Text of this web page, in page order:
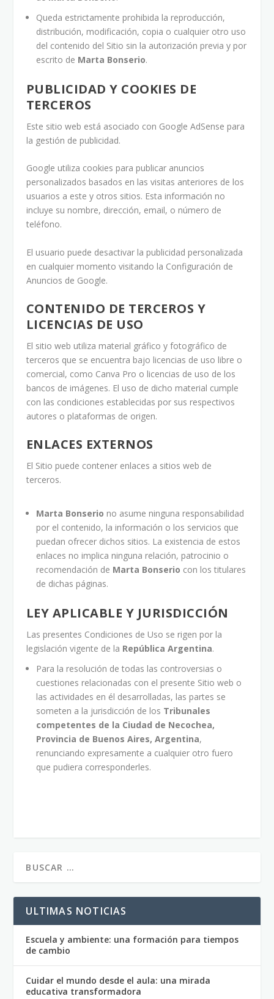
Queda estrictamente prohibida la reproducción,
distribución, modificación, copia o cualquier otro uso
del contenido del Sitio sin la autorización previa y por
escrito de Marta Bonserio.
PUBLICIDAD Y COOKIES DE
TERCEROS
Este sitio web está asociado con Google AdSense para
la gestión de publicidad.
Google utiliza cookies para publicar anuncios
personalizados basados en las visitas anteriores de los
usuarios a este y otros sitios. Esta información no
incluye su nombre, dirección, email, o número de
teléfono.
El usuario puede desactivar la publicidad personalizada
en cualquier momento visitando la Configuración de
Anuncios de Google.
CONTENIDO DE TERCEROS Y
LICENCIAS DE USO
El sitio web utiliza material gráfico y fotográfico de
terceros que se encuentra bajo licencias de uso libre o
comercial, como Canva Pro o licencias de uso de los
bancos de imágenes. El uso de dicho material cumple
con las condiciones establecidas por sus respectivos
autores o plataformas de origen.
ENLACES EXTERNOS
El Sitio puede contener enlaces a sitios web de
terceros.
Marta Bonserio no asume ninguna responsabilidad
por el contenido, la información o los servicios que
puedan ofrecer dichos sitios. La existencia de estos
enlaces no implica ninguna relación, patrocinio o
recomendación de Marta Bonserio con los titulares
de dichas páginas.
LEY APLICABLE Y JURISDICCIÓN
Las presentes Condiciones de Uso se rigen por la
legislación vigente de la República Argentina.
Para la resolución de todas las controversias o
cuestiones relacionadas con el presente Sitio web o
las actividades en él desarrolladas, las partes se
someten a la jurisdicción de los Tribunales
competentes de la Ciudad de Necochea,
Provincia de Buenos Aires, Argentina,
renunciando expresamente a cualquier otro fuero
que pudiera corresponderles.
ULTIMAS NOTICIAS
Escuela y ambiente: una formación para tiempos
de cambio
Cuidar el mundo desde el aula: una mirada
educativa transformadora